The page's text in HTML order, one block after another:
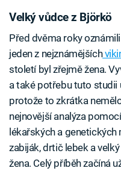
Velký vůdce z Björkö
Před dvěma roky
jeden z nejznámějších
století byl zřejmě žena.
a také potřebu tuto studii
protože to zkrátka
nejnovější analýza
lékařských a
zabiják, drtič lebek a
žena. Celý příběh začíná